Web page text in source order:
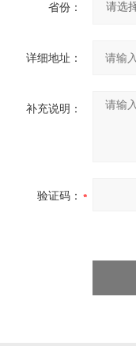
省份：
详细地址：
补充说明：
验证码：